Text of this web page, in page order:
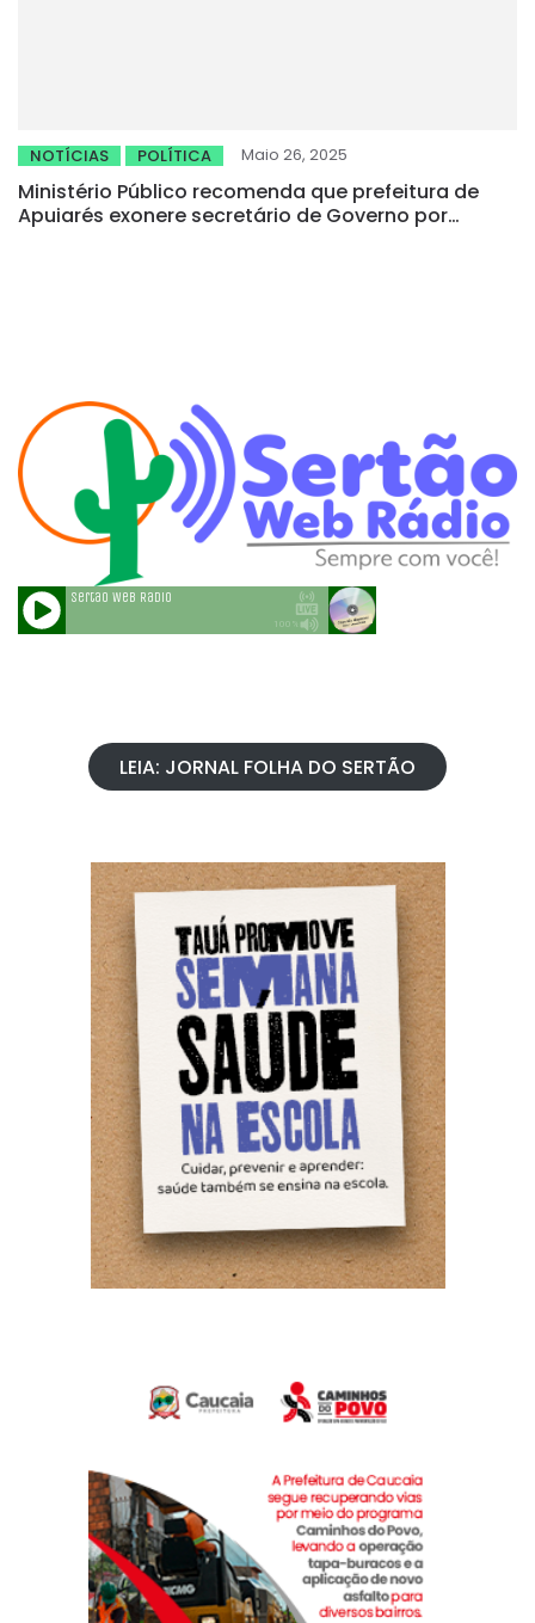
NOTÍCIAS POLÍTICA Maio 26, 2025
Ministério Público recomenda que prefeitura de
Apuiarés exonere secretário de Governo por
LEIA: JORNAL FOLHA DO SERTÃO